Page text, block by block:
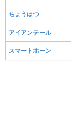
ちょうはつ
アイアンテール
スマートホーン